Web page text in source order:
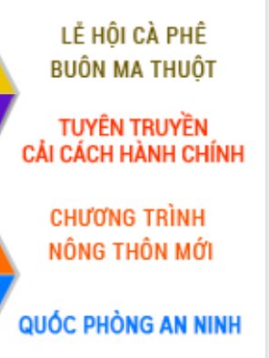
vụ cơ
chung
trong
mô hình
4
thúc đẩy
tỉnh
thực
công
đẩy mạnh
chính